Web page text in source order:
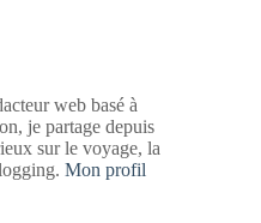
web basé à
je partage depuis
sur le voyage, la
Mon profil